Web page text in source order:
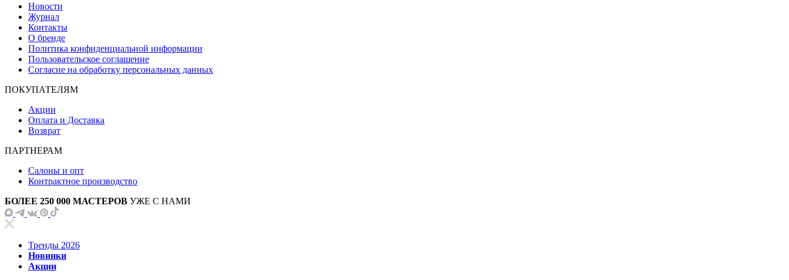
Новости
Журнал
Контакты
О бренде
Политика конфиденциальной информации
Пользовательское соглашение
Согласие на обработку персональных данных
ПОКУПАТЕЛЯМ
Акции
Оплата и Доставка
Возврат
ПАРТНЕРАМ
Салоны и опт
Контрактное производство
БОЛЕЕ 250 000 МАСТЕРОВ УЖЕ С НАМИ
Тренды 2026
Новинки
Акции